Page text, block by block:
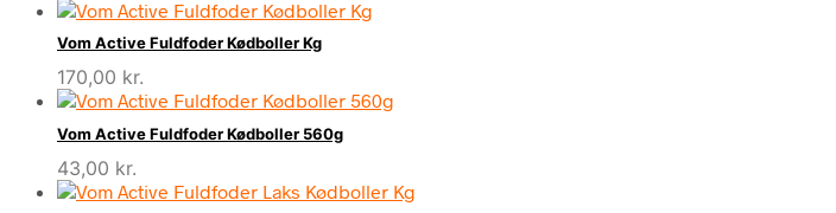
Vom Active Fuldfoder Kødboller Kg
170,00 kr.
Vom Active Fuldfoder Kødboller 560g
43,00 kr.